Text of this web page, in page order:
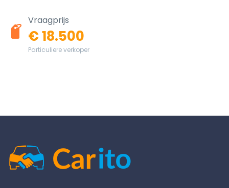
Vraagprijs
€ 18.500
Particuliere verkoper